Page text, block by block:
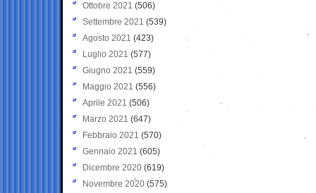
Ottobre 2021 (506)
Settembre 2021 (539)
Agosto 2021 (423)
Luglio 2021 (577)
Giugno 2021(559)
Maggio 2021 (556)
Aprile 2021 (506)
Marzo 2021 (647)
Febbraio 2021 (570)
Gennaio 2021 (605)
Dicembre 2020 (619)
Novembre 2020 (575)